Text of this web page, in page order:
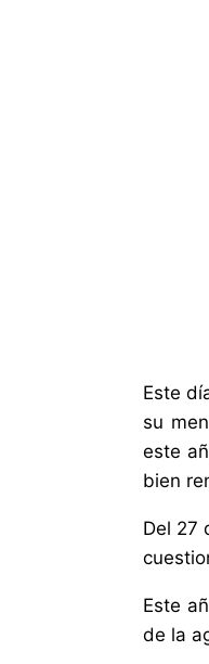
Este
su
este
bien
Del 27
Este
de la